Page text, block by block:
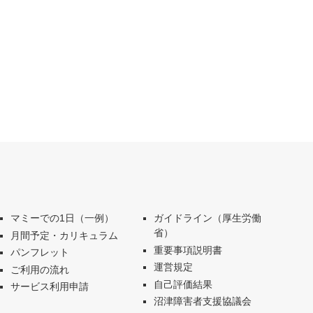
マミーでの1日（一例）
月間予定・カリキュラム
パンフレット
ご利用の流れ
サービス利用申請
ガイドライン（厚生労働
省）
重要事項説明書
運営規定
自己評価結果
沼津障害者支援協議会